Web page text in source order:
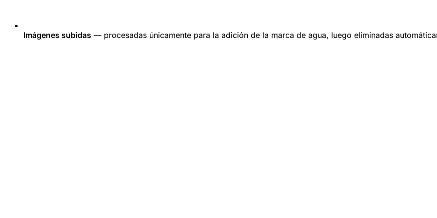
Imágenes subidas — procesadas únicamente para la adición de la marca de agua, luego eliminadas